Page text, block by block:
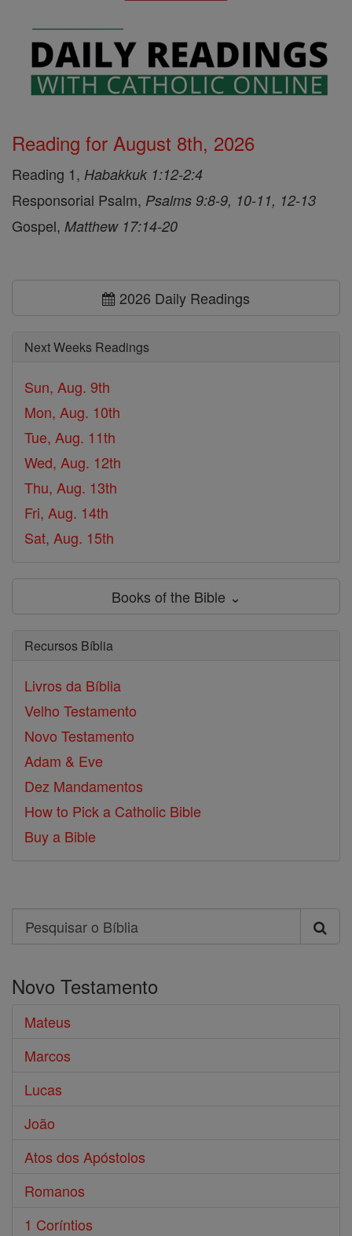
Reading for August 8th, 2026
Reading 1, Habakkuk 1:12-2:4
Responsorial Psalm, Psalms 9:8-9, 10-11, 12-13
Gospel, Matthew 17:14-20
2026 Daily Readings
Next Weeks Readings
Sun, Aug. 9th
Mon, Aug. 10th
Tue, Aug. 11th
Wed, Aug. 12th
Thu, Aug. 13th
Fri, Aug. 14th
Sat, Aug. 15th
Books of the Bible ⌄
Recursos Bíblia
Livros da Bíblia
Velho Testamento
Novo Testamento
Adam & Eve
Dez Mandamentos
How to Pick a Catholic Bible
Buy a Bible
Search
Pesquisar
Bíblia
Novo Testamento
Mateus
Marcos
Lucas
João
Atos dos Apóstolos
Romanos
1 Coríntios